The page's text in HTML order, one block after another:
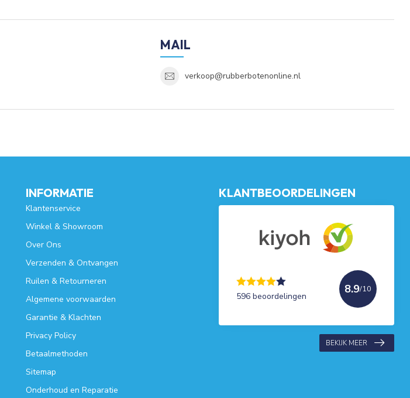
MAIL
verkoop@rubberbotenonline.nl
INFORMATIE
Klantenservice
Winkel & Showroom
Over Ons
Verzenden & Ontvangen
Ruilen & Retourneren
Algemene voorwaarden
Garantie & Klachten
Privacy Policy
Betaalmethoden
Sitemap
Onderhoud en Reparatie
KLANTBEOORDELINGEN
596 beoordelingen
8.9/10
BEKIJK MEER